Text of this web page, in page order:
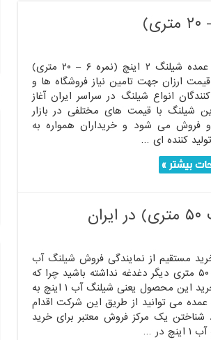
پخش عمده شیلنگ ۲ اینچ (نمره ۶ – ۲۰ متری)
ارزان جهت تامین نیاز فروشگاه ها و
انواع شیلنگ در سراسر ایران آغاز
شیلنگ با قیمت های مختلفی در بازار
فروش می شود و خریداران همواره به
کننده ای …
بیشتر »
مستقیم از نمایندگی فروش شیلنگ آب
۱ اینچ ۵۰ متری دیگر دغدغه نداشته باشید چرا که
برای خرید این محصول یعنی شیلنگ آب ۱ اینچ به
می توانید از طریق این شرکت اقدام
شناختن یک مرکز فروش معتبر برای خرید
در …